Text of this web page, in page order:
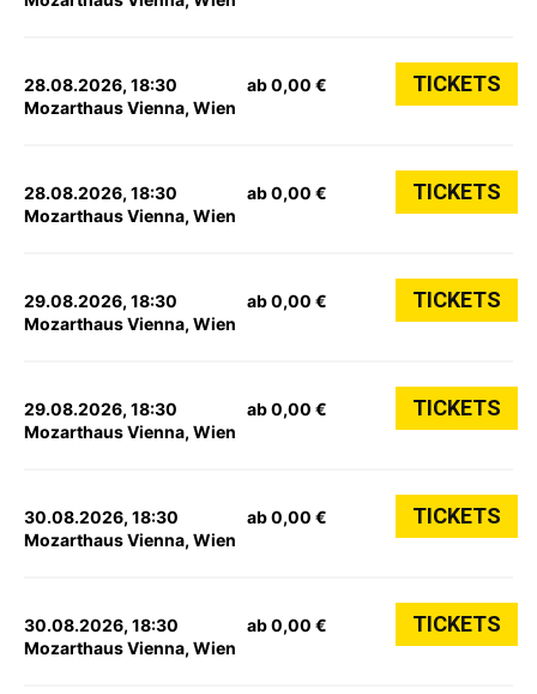
28.08.2026, 18:30
Mozarthaus Vienna, Wien
ab 0,00 € TICKETS
28.08.2026, 18:30
Mozarthaus Vienna, Wien
ab 0,00 € TICKETS
29.08.2026, 18:30
Mozarthaus Vienna, Wien
ab 0,00 € TICKETS
29.08.2026, 18:30
Mozarthaus Vienna, Wien
ab 0,00 € TICKETS
30.08.2026, 18:30
Mozarthaus Vienna, Wien
ab 0,00 € TICKETS
30.08.2026, 18:30
Mozarthaus Vienna, Wien
ab 0,00 € TICKETS